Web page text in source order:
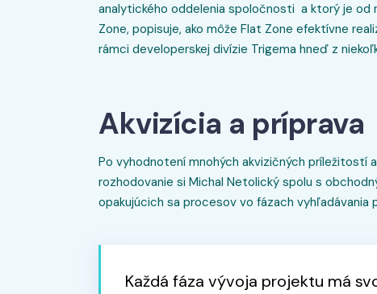
analytického oddelenia spoločnosti a ktorý je od
Zone, popisuje, ako môže Flat Zone efektívne
rámci developerskej divízie Trigema hneď z
Akvizícia a príprava
Po vyhodnotení mnohých akvizičných príležitostí
rozhodovanie si Michal Netolický spolu s
opakujúcich sa procesov vo fázach
Každá fáza vývoja projektu má